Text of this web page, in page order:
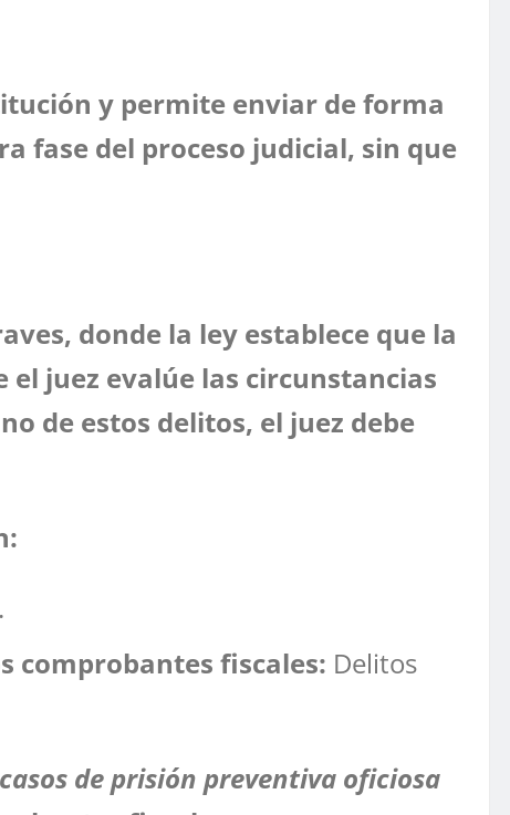
y permite enviar de forma
fase del proceso judicial, sin que
donde la ley establece que la
juez evalúe las circunstancias
de estos delitos, el juez debe
comprobantes fiscales: Delitos
de prisión preventiva oficiosa